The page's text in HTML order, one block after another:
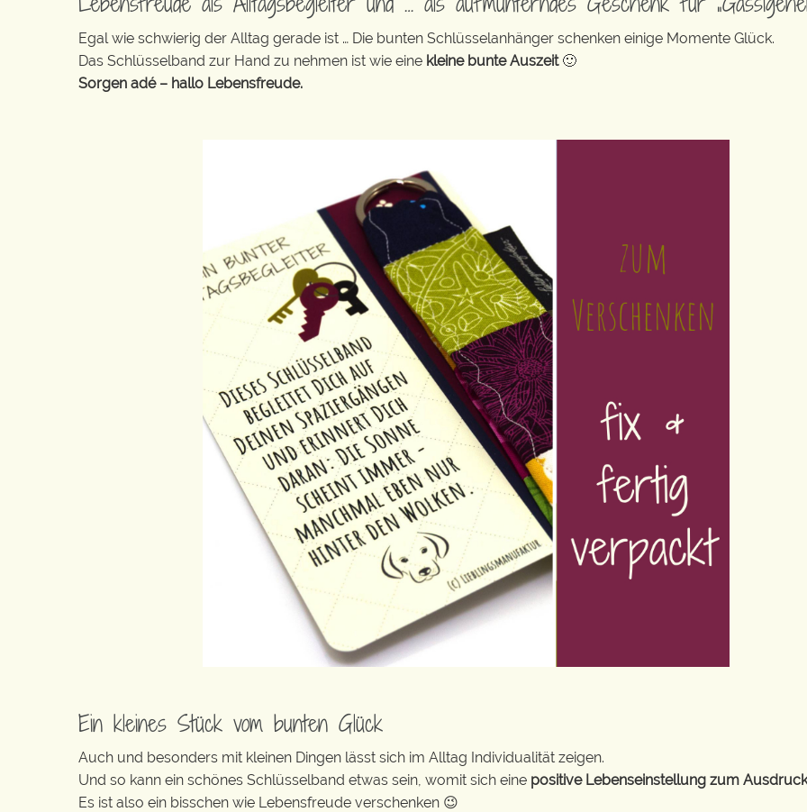
Egal wie schwierig der Alltag gerade ist … Die bunten Schlüsselanhänger schenken einige Momente Glück.
Das Schlüsselband zur Hand zu nehmen ist wie eine kleine bunte Auszeit🙂
Sorgen adé – hallo Lebensfreude.
Ein kleines Stück vom bunten Glück
Auch und besonders mit kleinen Dingen lässt sich im Alltag Individualität zeigen.
Und so kann ein schönes Schlüsselband etwas sein, womit sich eine positive Lebenseinstellung zum
Es ist also ein bisschen wie Lebensfreude verschenken 😉